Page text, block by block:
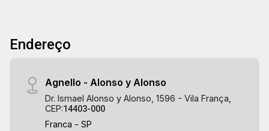
Endereço
Agnello - Alonso y Alonso
Dr. Ismael Alonso y Alonso, 1596 - Vila França,
CEP:14403-000
Franca - SP